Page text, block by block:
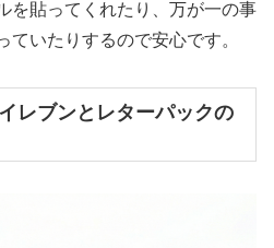
を貼ってくれたり、万が一の事
いたりするので安心です。
レブンとレターパックの